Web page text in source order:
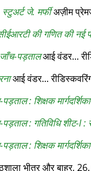
जे. मर्फीअज़ीम
की गणित की नई
पड़तालआई वंडर...
आई वंडर...
: शिक्षक
: गतिविधि शीट-
: शिक्षक
भीतर और बाहर,